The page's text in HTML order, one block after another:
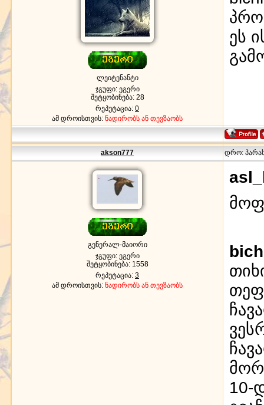
ლეიტენანტი
ჯგუფი: ეგერი
შეტყობინება: 28
რეპუტაცია: 0
ამ დროისთვის: ნადირობს ან თევზაობს
ეს
akson777 დრო:
გენერალ-მაიორი
ჯგუფი: ეგერი
შეტყობინება: 1558
რეპუტაცია: 3
ამ დროისთვის: ნადირობს ან თევზაობს
10-